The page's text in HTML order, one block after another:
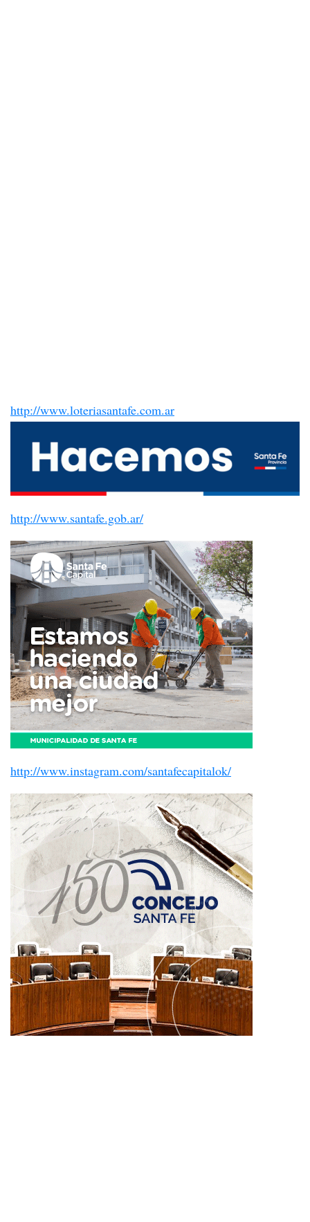
http://www.loteriasantafe.com.ar
http://www.santafe.gob.ar/
http://www.instagram.com/santafecapitalok/